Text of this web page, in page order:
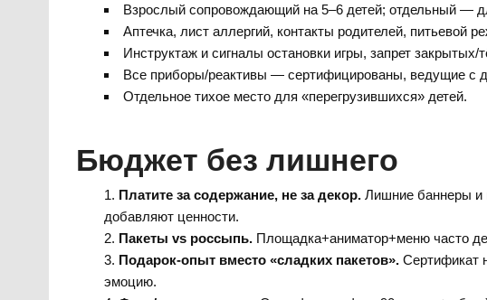
Взрослый сопровождающий на 5–6 детей; отдельный —
Аптечка, лист аллергий, контакты родителей, питьевой
Инструктаж и сигналы остановки игры, запрет
Все приборы/реактивы — сертифицированы, ведущие с
Отдельное тихое место для «перегрузившихся» детей.
Бюджет без лишнего
Платите за содержание, не за декор.Лишние баннеры и
добавляют ценности.
Пакеты vs россыпь.Площадка+аниматор+меню часто
Подарок-опыт вместо «сладких пакетов».Сертификат
эмоцию.